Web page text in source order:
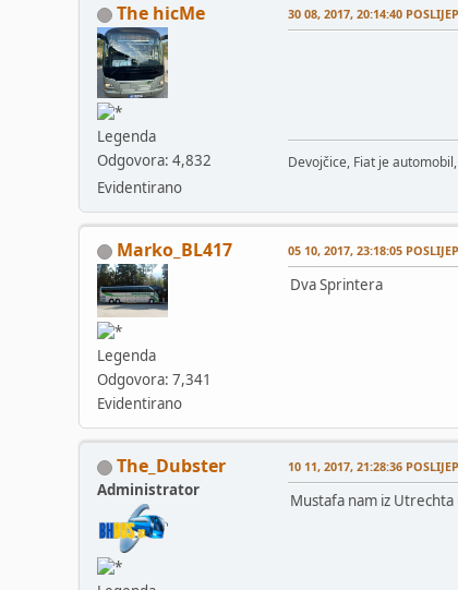
The hicMe
Legenda
Odgovora: 4,832
Evidentirano
30 08, 2017, 20:14:40
Devojčice, Fiat je
Marko_BL417
Legenda
Odgovora: 7,341
Evidentirano
05 10, 2017, 23:18:05
Dva Sprintera
The_Dubster
Administrator
10 11, 2017, 21:28:36
Mustafa nam iz